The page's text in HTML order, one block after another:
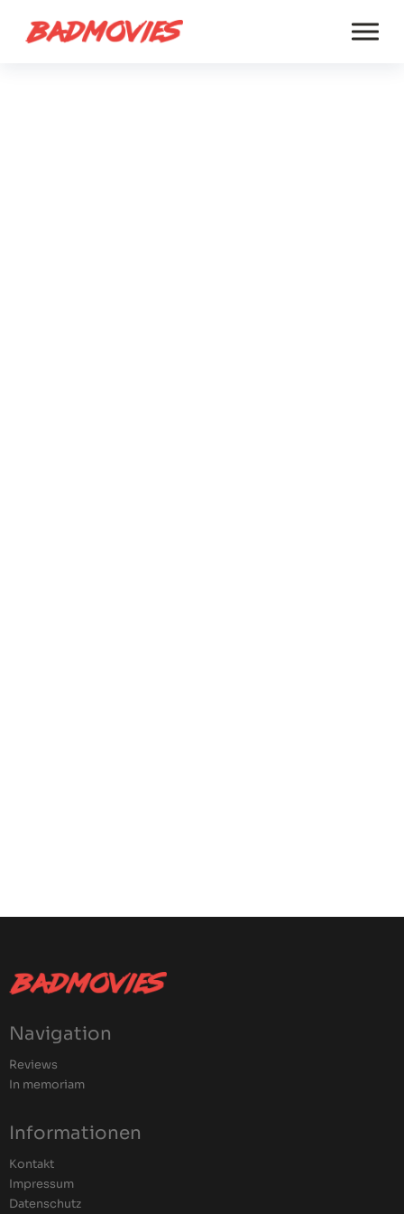
Navigation
Reviews
In memoriam
Informationen
Kontakt
Impressum
Datenschutz